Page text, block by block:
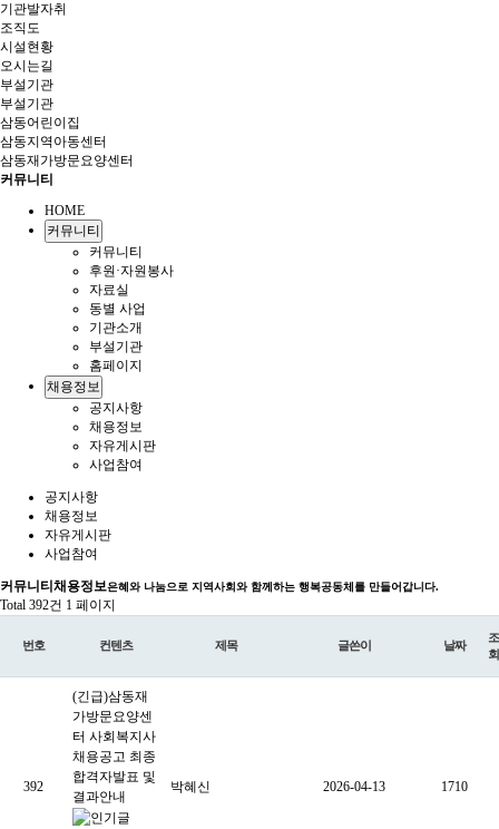
기관발자취
조직도
시설현황
오시는길
부설기관
부설기관
삼동어린이집
삼동지역아동센터
삼동재가방문요양센터
커뮤니티
HOME
커뮤니티
커뮤니티
후원·자원봉사
자료실
동별 사업
기관소개
부설기관
홈페이지
채용정보
공지사항
채용정보
자유게시판
사업참여
공지사항
채용정보
자유게시판
사업참여
커뮤니티 채용정보은혜와 나눔으로 지역사회와 함께하는 행복공동체를 만들어갑니다.
Total 392건 1 페이지
번호 컨텐츠 제목 글쓴이 날짜
조
회
392
(긴급)삼동재
가방문요양센
터 사회복지사
채용공고 최종
합격자발표 및
결과안내
박혜신 2026-04-13 1710